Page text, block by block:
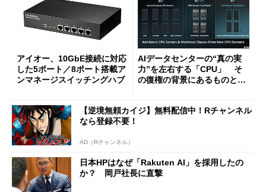
アイオー、10GbE接続に対応
した5ポート／8ポート搭載ア
ンマネージスイッチングハブ
AIデータセンターの“真の実
力”を左右する「CPU」 そ
の復権の背景にあるものと
【逆境無頼カイジ】無料配信中！Rチャンネル
なら登録不要！
AD（Rチャンネル）
日本HPはなぜ「Rakuten AI」を採用したの
か？ 岡戸社長に直撃